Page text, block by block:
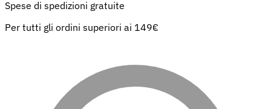
Spese di spedizioni gratuite
Per tutti gli ordini superiori ai 149€